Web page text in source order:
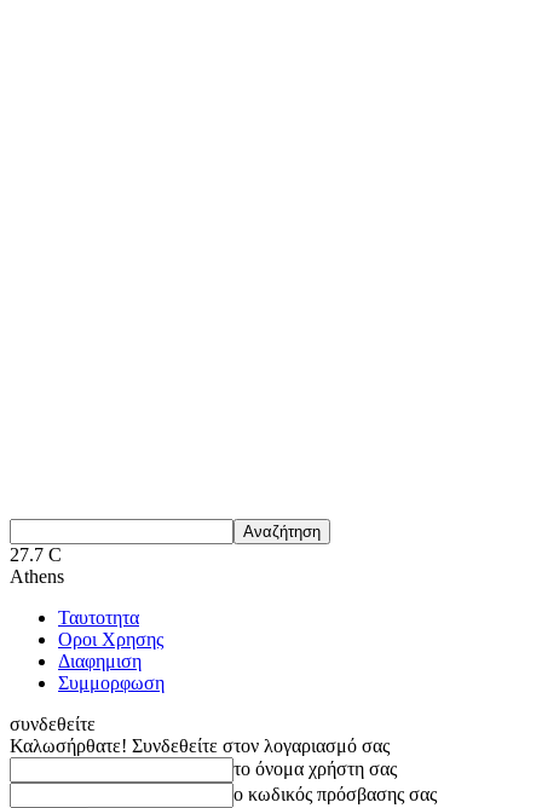
27.7 C
Athens
Ταυτοτητα
Οροι Χρησης
Διαφημιση
Συμμορφωση
συνδεθείτε
Καλωσήρθατε! Συνδεθείτε στον λογαριασμό σας
το όνομα χρήστη σας
ο κωδικός πρόσβασης σας